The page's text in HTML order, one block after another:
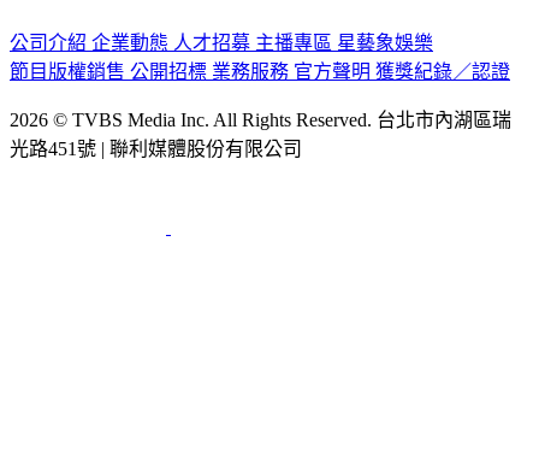
公司介紹 企業動態 人才招募 主播專區 星藝象娛樂
節目版權銷售 公開招標 業務服務 官方聲明 獲獎紀錄／認證
2026 © TVBS Media Inc. All Rights Reserved. 台北市內湖區瑞
光路451號 | 聯利媒體股份有限公司